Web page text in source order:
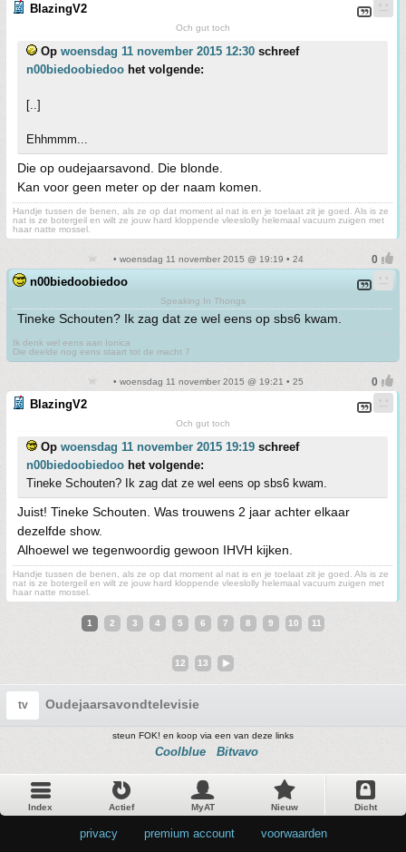
BlazingV2
Och gut toch
Op woensdag 11 november 2015 12:30 schreef
n00biedoobiedoo het volgende:
[..]
Ehhmmm...
Die op oudejaarsavond. Die blonde.
Kan voor geen meter op der naam komen.
Handje tussen de benen, als ze op dat moment al nat is en je toelaat zit je goed. Als is ze
nat is ze botergeil en wilt ze jouw hard kloppende vleeslolly helemaal vacuum zuigen met
haar natte mossel.
• woensdag 11 november 2015 @ 19:19 • 24
n00biedoobiedoo
Speaking In Thongs
Tineke Schouten? Ik zag dat ze wel eens op sbs6 kwam.
Ik denk wel eens aan Ionica
Die deelde nog eens staart tot de macht 7
• woensdag 11 november 2015 @ 19:21 • 25
BlazingV2
Och gut toch
Op woensdag 11 november 2015 19:19 schreef
n00biedoobiedoo het volgende:
Tineke Schouten? Ik zag dat ze wel eens op sbs6 kwam.
Juist! Tineke Schouten. Was trouwens 2 jaar achter elkaar
dezelfde show.
Alhoewel we tegenwoordig gewoon IHVH kijken.
Handje tussen de benen, als ze op dat moment al nat is en je toelaat zit je goed. Als is ze
nat is ze botergeil en wilt ze jouw hard kloppende vleeslolly helemaal vacuum zuigen met
haar natte mossel.
1 2 3 4 5 6 7 8 9 10 11
12 13
tv Oudejaarsavondtelevisie
steun FOK! en koop via een van deze links
Coolblue Bitvavo
Index Actief MyAT Nieuw Dicht
privacy premium account voorwaarden